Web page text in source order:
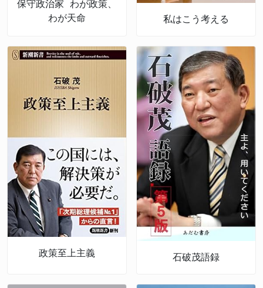
保守政治家 わが政策、
わが天命
私はこう考える
政策至上主義 石破茂語録